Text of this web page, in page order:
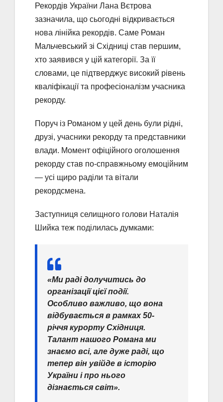
Рекордів України Лана Вєтрова
зазначила, що сьогодні відкривається
нова лінійка рекордів. Саме Роман
Мальчевський зі Східниці став першим,
хто заявився у цій категорії. За її
словами, це підтверджує високий рівень
кваліфікації та професіоналізм учасника
рекорду.
Поруч із Романом у цей день були рідні,
друзі, учасники рекорду та представники
влади. Момент офіційного оголошення
рекорду став по-справжньому емоційним
— усі щиро раділи та вітали
рекордсмена.
Заступниця селищного голови Наталія
Шийка теж поділилась думками:
«Ми раді долучитись до
організації цієї події.
Особливо важливо, що вона
відбувається в рамках 50-
річчя курорту Східниця.
Талант нашого Романа ми
знаємо всі, але дуже раді, що
тепер він увійде в історію
України і про нього
дізнається світ».